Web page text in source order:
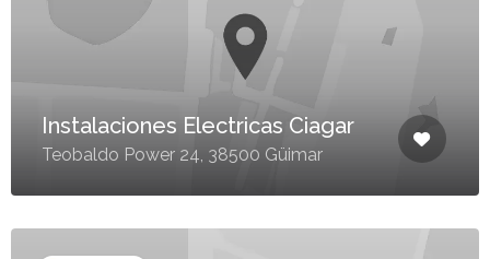
Instalaciones Electricas Ciagar
Teobaldo Power 24, 38500 Güimar